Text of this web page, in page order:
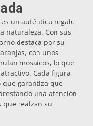
un auténtico regalo
naturaleza. Con sus
destaca por su
con unos
mosaicos, lo que
Cada figura
garantiza que
una atención
que realzan su